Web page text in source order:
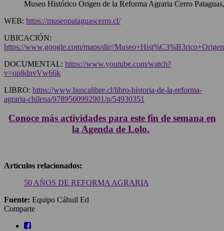
Museo Histórico Origen de la Reforma Agraria Cerro
WEB: https://museopataguascerro.cl/
UBICACIÓN:
https://www.google.com/maps/dir//
DOCUMENTAL: https://www.youtube.com/watch?
v=op8dnvVw66k
LIBRO: https://www.buscalibre.cl/libro-historia-de-la-reforma-
agraria-chilena/9789560992901/p/54930351
Conoce más actividades para este fin de semana en
la Agenda de Lolo.
Artículos relacionados:
50 AÑOS DE REFORMA AGRARIA
Fuente: Equipo Cáhuil Ed
Comparte